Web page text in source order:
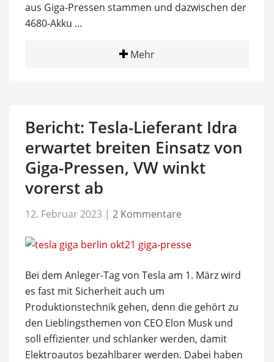
aus Giga-Pressen stammen und dazwischen der
4680-Akku …
Mehr
Bericht: Tesla-Lieferant Idra
erwartet breiten Einsatz von
Giga-Pressen, VW winkt
vorerst ab
12. Februar 2023 | 2 Kommentare
Bei dem Anleger-Tag von Tesla am 1. März wird
es fast mit Sicherheit auch um
Produktionstechnik gehen, denn die gehört zu
den Lieblingsthemen von CEO Elon Musk und
soll effizienter und schlanker werden, damit
Elektroautos bezahlbarer werden. Dabei haben